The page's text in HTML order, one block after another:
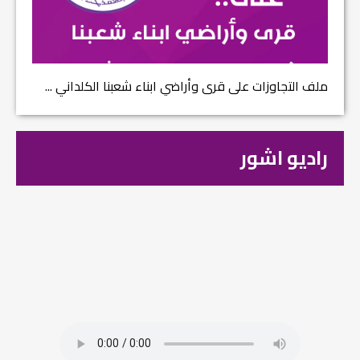
ملف التجاوزات على قرى وأراضي ابناء شعبنا الكلداني ...
راديو اشور